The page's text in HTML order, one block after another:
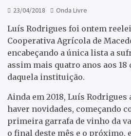
23/04/2018 Onda Livre
Luís Rodrigues foi ontem
Cooperativa Agrícola de
encabeçando a única lista a
assim mais quatro anos aos 18
daquela instituição.
Ainda em 2018, Luís Rodrigues
haver novidades, começando
primeira garrafa de vinho da
o final deste mês e o próximo,